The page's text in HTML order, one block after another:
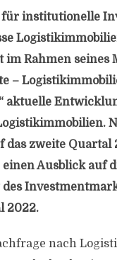
für institutionelle
im Rahmen seines
–
aktuelle
das zweite Quartal
Ausblick auf
2022.
nach